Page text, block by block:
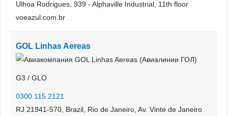
Ulhoa Rodrigues, 939 - Alphaville Industrial, 11th floor
voeazul.com.br
GOL Linhas Aereas
G3 / GLO
0300 115 2121
RJ 21941-570, Brazil, Rio de Janeiro, Av. Vinte de Janeiro